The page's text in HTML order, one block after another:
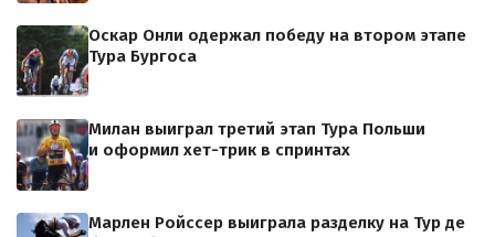
Оскар Онли одержал победу на втором этапе
Тура Бургоса
Милан выиграл третий этап Тура Польши
и оформил хет-трик в спринтах
Марлен Ройссер выиграла разделку на Тур де